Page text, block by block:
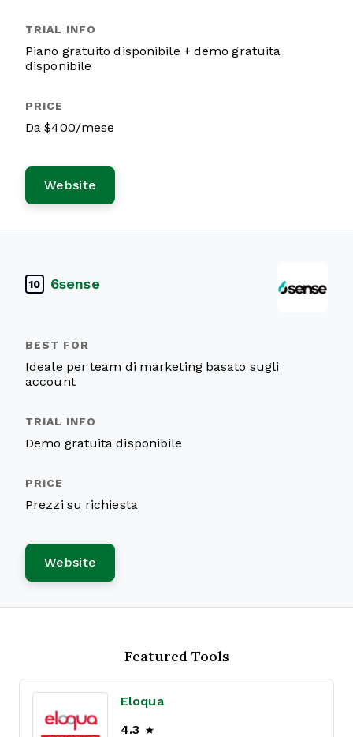
Piano gratuito disponibile + demo gratuita
disponibile
Da $400/mese
Website
10 6sense
Ideale per team di marketing basato sugli
account
Demo gratuita disponibile
Prezzi su richiesta
Website
Featured Tools
Eloqua
4.3